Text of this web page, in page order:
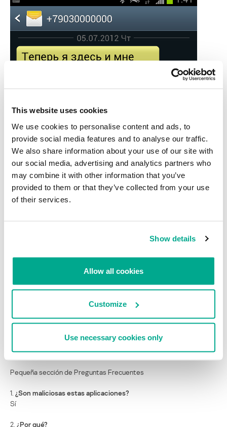
This website uses cookies
We use cookies to personalise content and ads, to
provide social media features and to analyse our traffic.
We also share information about your use of our site with
our social media, advertising and analytics partners who
may combine it with other information that you’ve
provided to them or that they’ve collected from your use
of their services.
Show details
Allow all cookies
Customize
Use necessary cookies only
Mensaje SMS spam (“Ya estoy aquí, y es mucho más fácil
contactarme gracias a esta aplicación gratuita [URL]”)
Pequeña sección de Preguntas Frecuentes
1. ¿Son maliciosas estas aplicaciones?
Sí
2. ¿Por qué?